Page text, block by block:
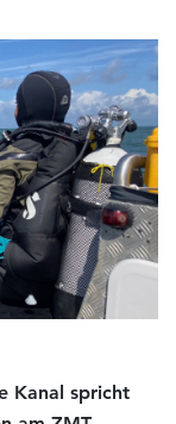
Kanal spricht